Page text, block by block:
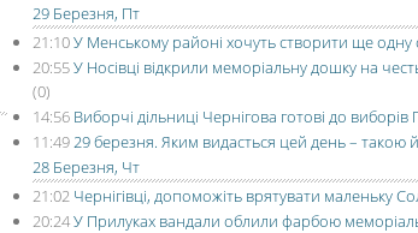
29 Березня, Пт
21:10У Менському районі хочуть створити ще
20:55У Носівці відкрили меморіальну дошку на
(0)
14:56 Виборчі дільниці Чернігова готові до
11:4929 березня. Яким видасться цей день – такою
28 Березня, Чт
21:02 Чернігівці, допоможіть врятувати маленьку
20:24У Прилуках вандали облили фарбою